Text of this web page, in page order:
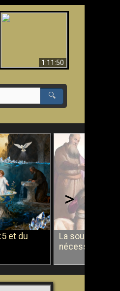
1:11:50
🔍
et du
La soumission
nécessité du
>